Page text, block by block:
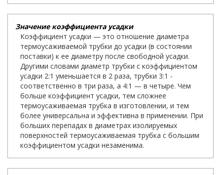
Значение коэффициента усадки
Коэффициент усадки — это отношение диаметра
термоусаживаемой трубки до усадки (в состоянии
поставки) к ее диаметру после свободной усадки.
Другими словами диаметр трубки с коэффициентом
усадки 2:1 уменьшается в 2 раза, трубки 3:1 -
соответственно в три раза, а 4:1 — в четыре. Чем
больше коэффициент усадки, тем сложнее
термоусаживаемая трубка в изготовлении, и тем
более универсальна и эффективна в применении. При
больших перепадах в диаметрах изолируемых
поверхностей термоусаживаемая трубка с большим
коэффициентом усадки незаменима.